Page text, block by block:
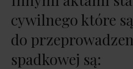
cywilnego które
do
spadkowej są: